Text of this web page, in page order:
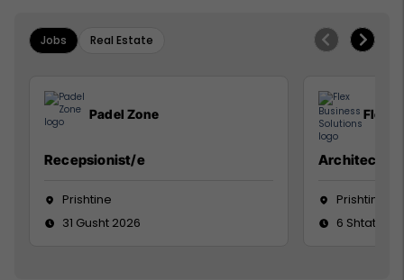
Jobs Real Estate
Padel Zone
Recepsionist/e
Prishtine
31 Gusht 2026
Flex
Architect
Prishtinë
6 Shtator